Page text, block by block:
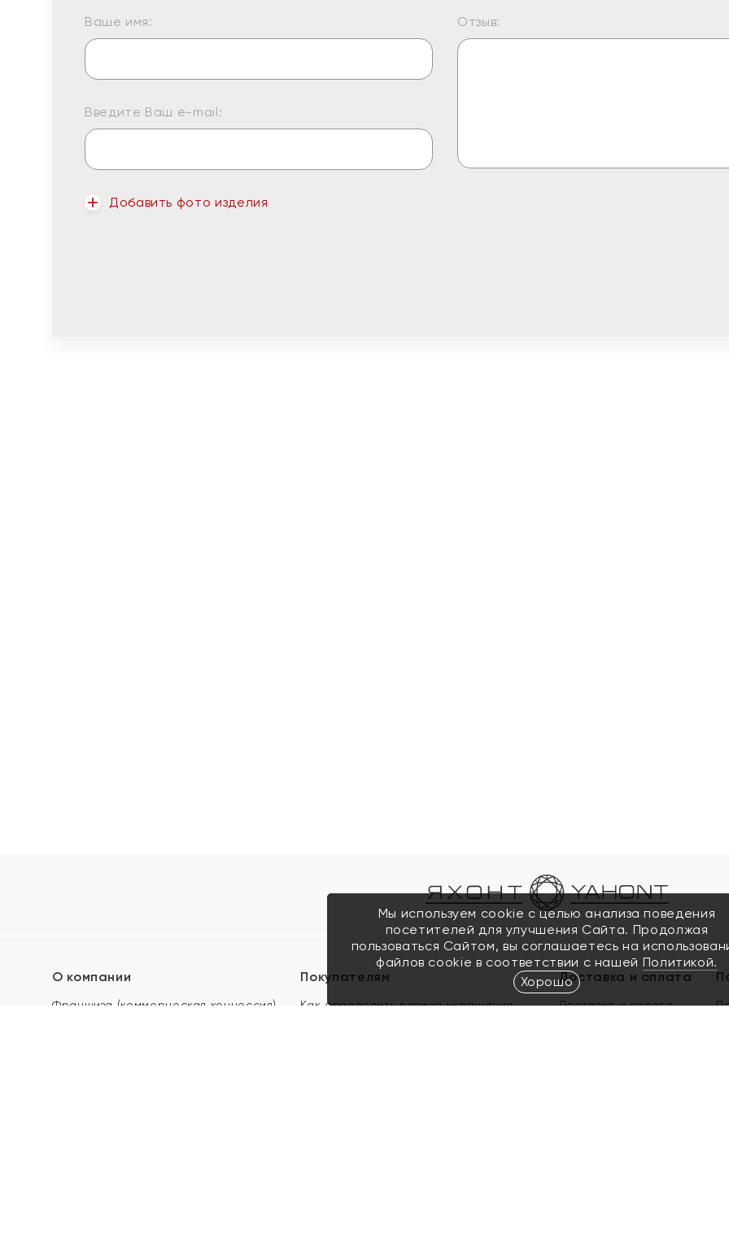
Ваше имя:
Введите Ваш e-mail:
Добавить фото изделия
Отзыв:
О компании
Франшиза (коммерческая концессия)
Покупателям
Как определить размер украшения
Доставка и оплата
Доставка и оплата
Мы используем cookie с целью анализа поведения
посетителей для улучшения Сайта. Продолжая
пользоваться Сайтом, вы соглашаетесь на
файлов cookie в соответствии с нашей Политикой.
Хорошо